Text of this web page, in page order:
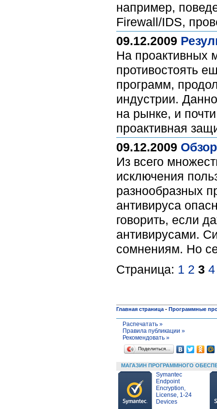
например,
Firewall/IDS,
09.12.2009
На проактивных
противостоять
программ,
индустрии.
на рынке, и
проактивная
09.12.2009
Из всего
исключения
разнообразных
антивируса
говорить, если
антивирусами.
сомнениям. Но
Страница: 1 2 3 4
Главная страница - Программные
Распечатать »
Правила публикации »
Рекомендовать »
Поделиться…
МАГАЗИН ПРОГРАММНОГО
Symantec
Endpoint
Encryption,
License, 1-24
Devices